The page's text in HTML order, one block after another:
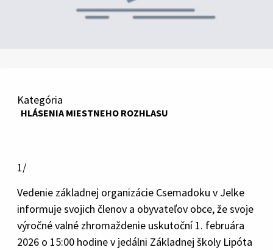
Kategória
HLÁSENIA MIESTNEHO ROZHLASU
1/
Vedenie základnej organizácie Csemadoku v Jelke
informuje svojich členov a obyvateľov obce, že svoje
výročné valné zhromaždenie uskutoční 1. februára
2026 o 15:00 hodine v jedálni Základnej školy Lipóta